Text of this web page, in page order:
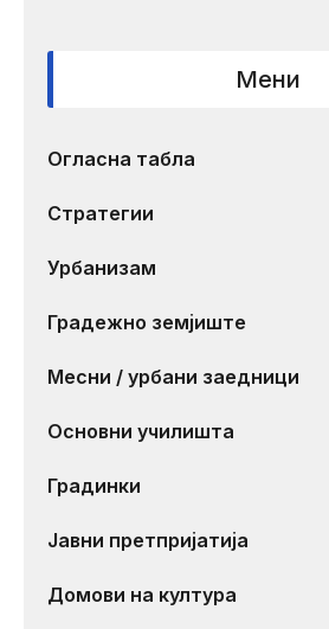
Мени
Огласна табла
Стратегии
Урбанизам
Градежно земјиште
Месни / урбани заедници
Основни училишта
Градинки
Јавни претпријатија
Домови на култура